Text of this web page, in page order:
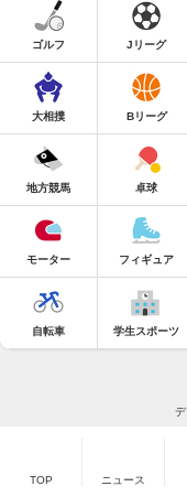
ゴルフ Jリーグ
大相撲 Bリーグ
地方競馬 卓球
モーター フィギュア
自転車 学生スポーツ
TOP ニュース